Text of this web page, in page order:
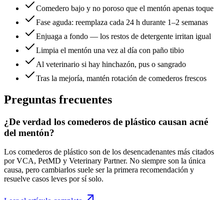
Comedero bajo y no poroso que el mentón apenas toque
Fase aguda: reemplaza cada 24 h durante 1–2 semanas
Enjuaga a fondo — los restos de detergente irritan igual
Limpia el mentón una vez al día con paño tibio
Al veterinario si hay hinchazón, pus o sangrado
Tras la mejoría, mantén rotación de comederos frescos
Preguntas frecuentes
¿De verdad los comederos de plástico causan acné
del mentón?
Los comederos de plástico son de los desencadenantes más citados
por VCA, PetMD y Veterinary Partner. No siempre son la única
causa, pero cambiarlos suele ser la primera recomendación y
resuelve casos leves por sí solo.